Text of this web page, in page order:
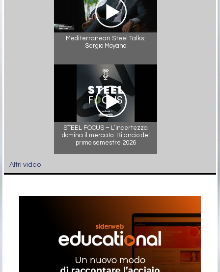
Mediterranean Steel Talks:
Sergio Moyano
STEEL FOCUS – L’incertezza
domina il mercato. Bilancio del
primo semestre 2026
Altri video